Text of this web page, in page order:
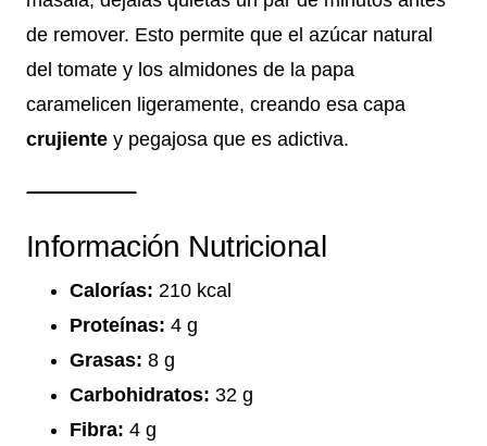
de remover. Esto permite que el azúcar natural
del tomate y los almidones de la papa
caramelicen ligeramente, creando esa capa
crujiente y pegajosa que es adictiva.
Información Nutricional
Calorías: 210 kcal
Proteínas: 4 g
Grasas: 8 g
Carbohidratos: 32 g
Fibra: 4 g